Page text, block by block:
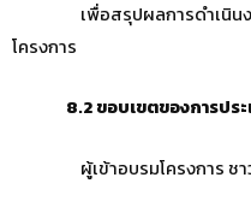
เพื่อสรุปผลการดำเนินงาน
โครงการ
8.2 ขอบเขตของการปร
ผู้เข้าอบรมโครงการ ชาวบ้